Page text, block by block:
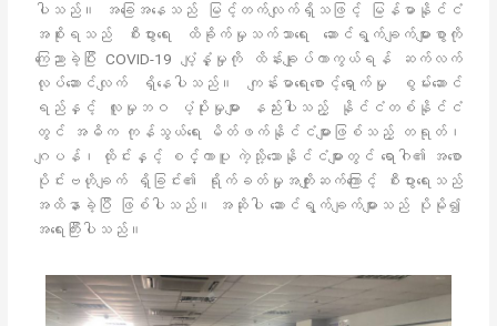
ပါသည်။ အခြေအနေသည် မြင့်တက်လျက်ရှိသဖြင့် မြန်မာနိုင်ငံ
အစိုးရသည် စီးပွားရေး ထိခိုက်မှုသက်သာရေး ဆောင်ရွက်ချက်များစွာကို
ကြေညာခဲ့ပြီး COVID-19 ပျံ့နှံ့မှုကို ထိန်းချုပ်ကာကွယ်ရန် ဆက်လက်
လုပ်ဆောင်လျက် ရှိနေပါသည်။ ကျန်းမာရေးစောင့်ရှောက်မှု စွမ်းဆောင်
ရည်နှင့် လူမှုဘဝ ပံ့ပိုးမှုများ နည်းပါးသည့် နိုင်ငံတစ်နိုင်ငံ
တွင် အဓိက ကုန်သွယ်ရေး မိတ်ဖက်နိုင်ငံများဖြစ်သည့် တရုတ်၊
ဂျပန်၊ ထိုင်းနှင့် စင်္ကာပူ ကဲ့သို့သောနိုင်ငံများတွင် ရောဂါ၏ အစော
ပိုင်းဗဟိုချက် ရှိခြင်း၏ ရိုက်ခတ်မှုအကျိုးဆက်ကြောင့် စီးပွားရေးသည်
အထိနာခဲ့ပြီ ဖြစ်ပါသည်။ အဆိုပါ ဆောင်ရွက်ချက်များသည် ပိုမို၍
အရေးကြီးပါသည်။